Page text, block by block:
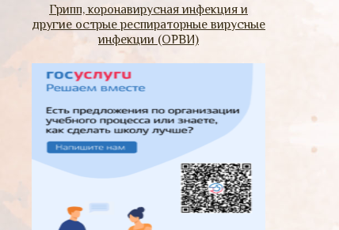
Грипп, коронавирусная инфекция и
другие острые респираторные вирусные
инфекции (ОРВИ)